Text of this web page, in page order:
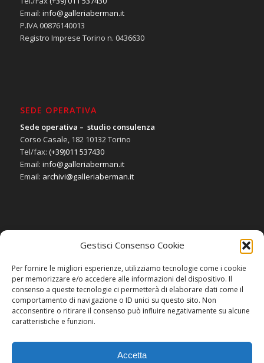
Gestisci Consenso Cookie
Per fornire le migliori esperienze, utilizziamo tecnologie come i cookie
per memorizzare e/o accedere alle informazioni del dispositivo. Il
consenso a queste tecnologie ci permetterà di elaborare dati come il
comportamento di navigazione o ID unici su questo sito. Non
acconsentire o ritirare il consenso può influire negativamente su alcune
caratteristiche e funzioni.
Accetta
Email: info@galleriaberman.it
P.IVA 00876140013
Registro Imprese Torino n. 0436630
SEDE OPERATIVA
Sede operativa – studio consulenza
Corso Casale, 182 10132 Torino
Tel/fax: (+39)011 537430
Email: info@galleriaberman.it
Email: archivi@galleriaberman.it